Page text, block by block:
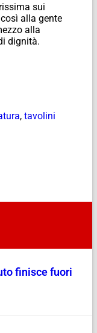
sui
alla gente
alla
dignità.
, tavolini
finisce fuori